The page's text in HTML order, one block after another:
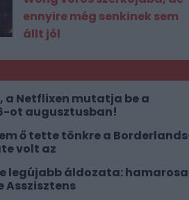
ennyire még senkinek sem
állt jól
a Netflixen mutatja be a
ot augusztusban!
ő tette tönkre a
volt az
legújabb áldozata:
Asszisztens